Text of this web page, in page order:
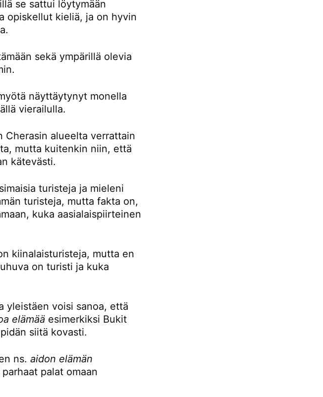
se sattui löytymään
opiskellut kieliä, ja on hyvin
sekä ympärillä olevia
näyttäytynyt monella
vierailulla.
Cherasin alueelta verrattain
mutta kuitenkin niin, että
kätevästi.
turisteja ja mieleni
turisteja, mutta fakta on,
kuka aasialaispiirteinen
kiinalaisturisteja, mutta en
on turisti ja kuka
yleistäen voisi sanoa, että
elämää esimerkiksi Bukit
siitä kovasti.
ns. aidon elämän
palat omaan